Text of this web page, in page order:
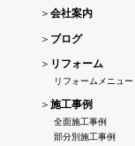
＞ 会社案内
＞ ブログ
＞ リフォーム
リフォームメニュー
＞ 施工事例
全面施工事例
部分別施工事例